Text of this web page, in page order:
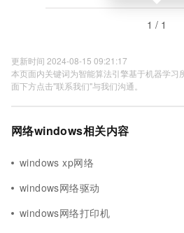
1 / 1
更新时间 2024-08-15 09:21:17
本页面内关键词为智能算法引擎基于机器学习
面下方点击"联系我们"与我们沟通。
网络windows相关内容
windows xp网络
windows网络驱动
windows网络打印机